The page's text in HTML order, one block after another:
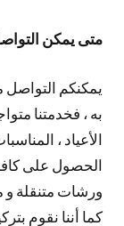
متى يمكن
يمكنكم
الأعياد ،
الحصول على
ورشات متنقلة و
كما أننا نقوم